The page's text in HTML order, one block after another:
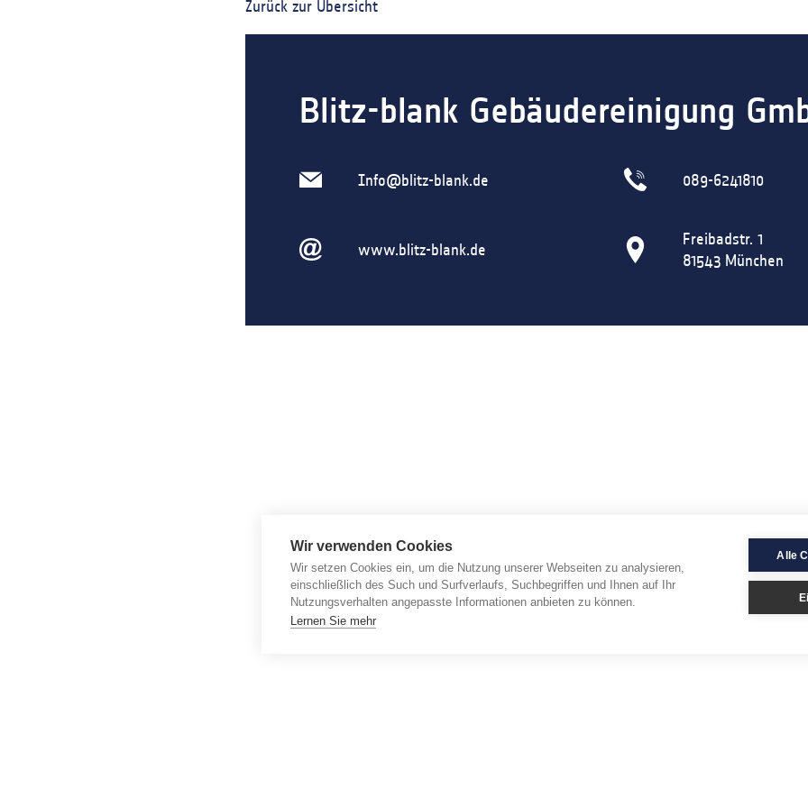
Zurück zur Übersicht
Blitz-blank Gebäudereinigung
Info@blitz-blank.de 089-6241810
www.blitz-blank.de
Freibadstr. 1
81543 München
Wir verwenden Cookies
Wir setzen Cookies ein, um die Nutzung unserer Webseiten zu analysieren,
einschließlich des Such und Surfverlaufs, Suchbegriffen und Ihnen auf Ihr
Nutzungsverhalten angepasste Informationen anbieten zu können.
Lernen Sie mehr
Alle